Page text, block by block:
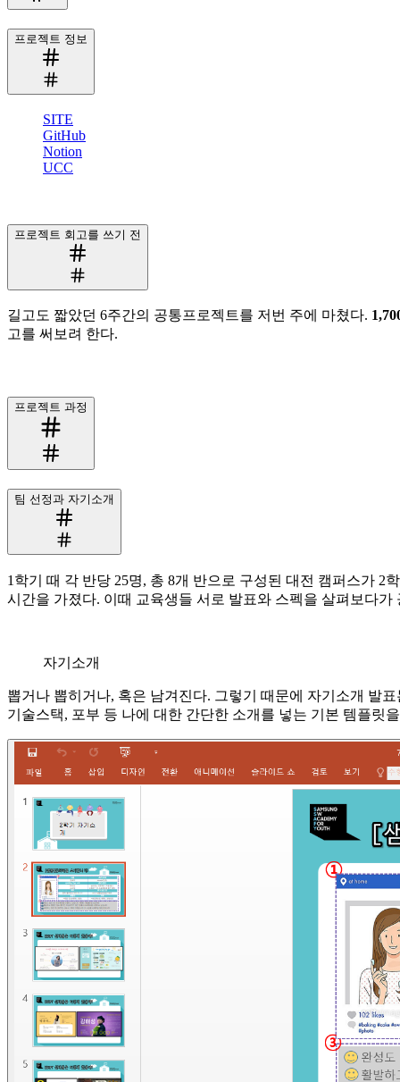
프로젝트 정보
SITE
GitHub
Notion
UCC
프로젝트 회고를 쓰기 전
길고도 짧았던 6주간의 공통프로젝트를 저번 주에 마쳤다.
고를 써보려 한다.
프로젝트 과정
팀 선정과 자기소개
1학기 때 각 반당 25명, 총 8개 반으로 구성된 대전 캠퍼스가
시간을 가졌다. 이때 교육생들 서로 발표와 스펙을 살펴보다
자기소개
뽑거나 뽑히거나, 혹은 남겨진다. 그렇기 때문에 자기소개 발
기술스택, 포부 등 나에 대한 간단한 소개를 넣는 기본 템플릿